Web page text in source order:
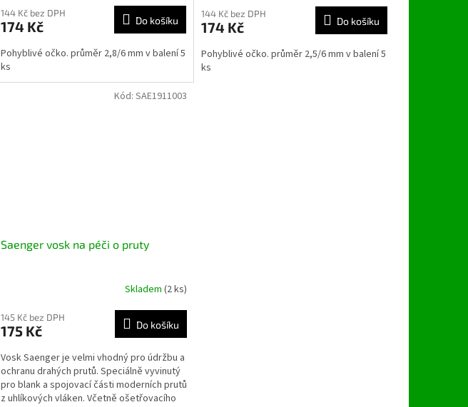
144 Kč bez DPH
174 Kč Do košíku
Pohyblivé očko. průměr 2,8/6 mm v balení 5
ks
144 Kč bez DPH
174 Kč Do košíku
Pohyblivé očko. průměr 2,5/6 mm v balení 5
ks
Saenger vosk na péči o pruty
Skladem (2 ks)
145 Kč bez DPH
175 Kč Do košíku
Vosk Saenger je velmi vhodný pro údržbu a
ochranu drahých prutů. Speciálně vyvinutý
pro blank a spojovací části moderních prutů
z uhlíkových vláken. Včetně ošetřovacího
Kód: SAE1911003